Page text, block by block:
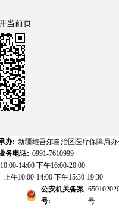
当前页
办: 新疆维吾尔自治区医疗保障局
务电话: 0991-7610999
14:00 下午16:00-20:00
午10:00-14:00 下午15:30-19:30
公安机关备案
号:
号